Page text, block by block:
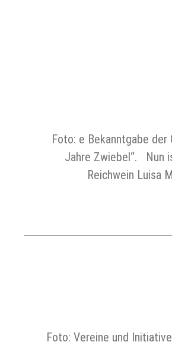
Foto: e Bekanntgabe
Jahre Zwiebel“. Nun
Reichwein Luisa
Foto: Vereine und